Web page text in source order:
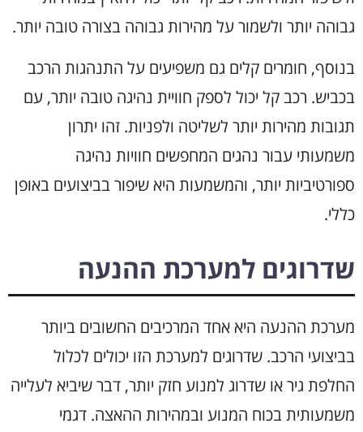
גבוהה יותר ולשמור על מהירות גבוהה בצורה טובה יותר.
בנוסף, חומרים קלים גם משפיעים על התנהגות הרכב
בכביש. רכב קל יכול לספק חוויית נהיגה טובה יותר, עם
תגובות מהירות יותר לשליטה ולפניות. זהו יתרון
משמעותי עבור נהגים המחפשים חוויות נהיגה
ספורטיביות יותר, והמשמעות היא שיפור בביצועים באופן
כללי.
שדרוגים למערכת ההנעה
מערכת ההנעה היא אחד המרכיבים החשובים ביותר
בביצועי הרכב. שדרוגים למערכת הזו יכולים לכלול
החלפת גיר או שדרוג למנוע חזק יותר, דבר שיביא לעלייה
משמעותית בכוח המנוע ובמהירות ההאצה. דגמי